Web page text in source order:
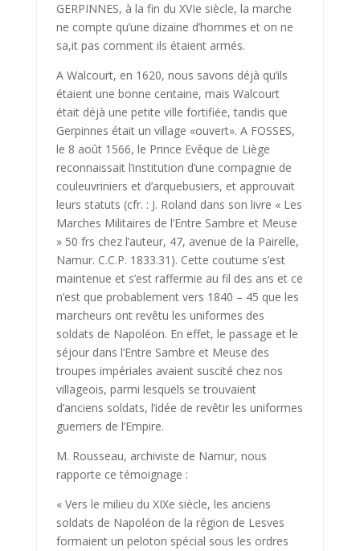
GERPINNES, à la fin du XVIe siècle, la marche
ne compte qu’une dizaine d’hommes et on ne
sa,it pas comment ils étaient armés.
A Walcourt, en 1620, nous savons déjà qu’ils
étaient une bonne centaine, mais Walcourt
était déjà une petite ville fortifiée, tandis que
Gerpinnes était un village «ouvert». A FOSSES,
le 8 août 1566, le Prince Evêque de Liège
reconnaissait l’institution d’une compagnie de
couleuvriniers et d’arquebusiers, et approuvait
leurs statuts (cfr. : J. Ro­land dans son livre « Les
Marches Militaires de l’Entre Sambre et Meuse
» 50 frs chez l’auteur, 47, avenue de la Pairelle,
Namur. C.C.P. 1833.31). Cette coutume s’est
maintenue et s’est raffermie au fil des ans et ce
n’est que probablement vers 1840 – 45 que les
marcheurs ont revêtu les uniformes des
soldats de Napoléon. En effet, le passage et le
séjour dans l’Entre Sambre et Meuse des
troupes impériales avaient suscité chez nos
villageois, parmi lesquels se trouvaient
d’anciens soldats, l’idée de revêtir les uniformes
guerriers de l’Empire.
M. Rousseau, archiviste de Namur, nous
rapporte ce témoignage :
« Vers le milieu du XIXe siècle, les anciens
soldats de Napoléon de la région de Lesves
formaient un peloton spécial sous les ordres